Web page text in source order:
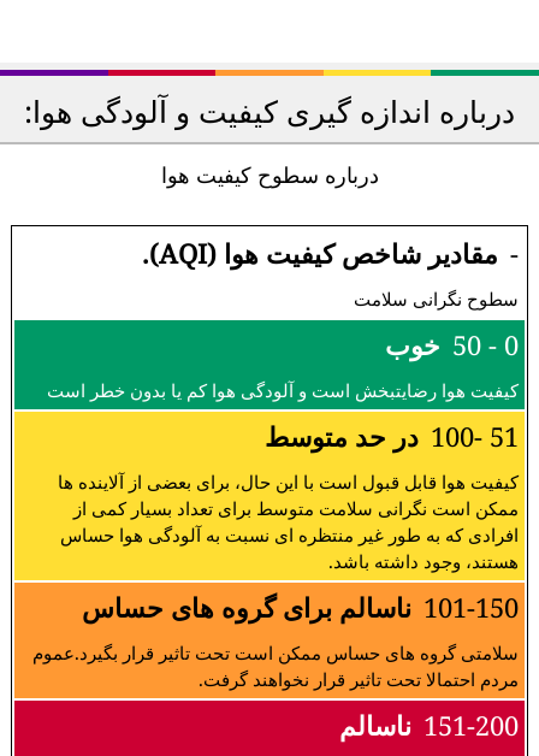
درباره اندازه گیری کیفیت و آلودگی هوا:
درباره سطوح کیفیت هوا
- مقادیر شاخص کیفیت هوا (AQI).
سطوح نگرانی سلامت
0 - 50 خوب
کیفیت هوا رضایتبخش است و آلودگی هوا کم یا بدون خطر است
51 -100 در حد متوسط
کیفیت هوا قابل قبول است با این حال، برای بعضی از آلاینده ها
ممکن است نگرانی سلامت متوسط برای تعداد بسیار کمی از
افرادی که به طور غیر منتظره ای نسبت به آلودگی هوا حساس
هستند، وجود داشته باشد.
101-150 ناسالم برای گروه های حساس
سلامتی گروه های حساس ممکن است تحت تاثیر قرار بگیرد.عموم
مردم احتمالا تحت تاثیر قرار نخواهند گرفت.
151-200 ناسالم